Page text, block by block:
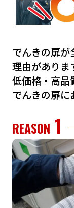
でんきの扉
理由がありま
低価格・⾼品
でんきの扉に
REASON 1